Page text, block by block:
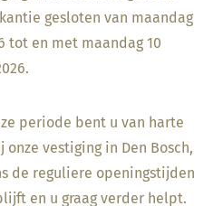
gesloten van maandag
tot en met maandag 10
periode bent u van harte
onze vestiging in Den Bosch,
de reguliere openingstijden
en u graag verder helpt.